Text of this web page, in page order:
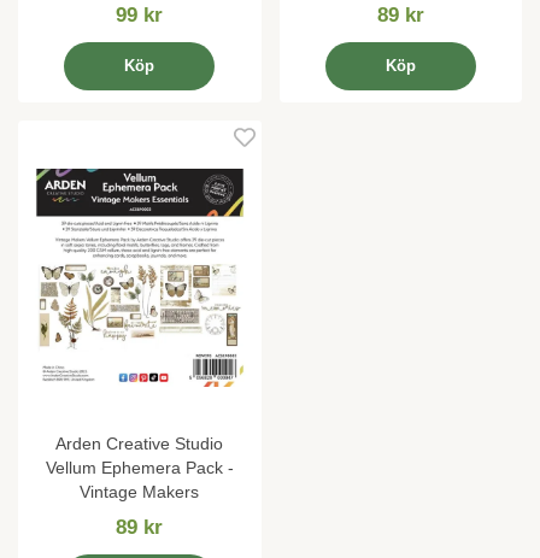
99 kr
Köp
89 kr
Köp
Arden Creative Studio
Vellum Ephemera Pack -
Vintage Makers
89 kr